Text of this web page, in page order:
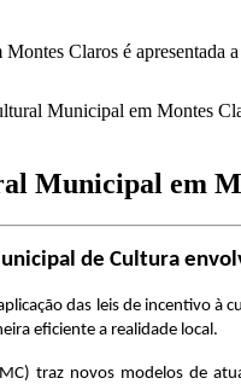
Claros é apresentada
Municipal em
de Cultura
das leis de incentivo à
eficiente a realidade local.
traz novos modelos de